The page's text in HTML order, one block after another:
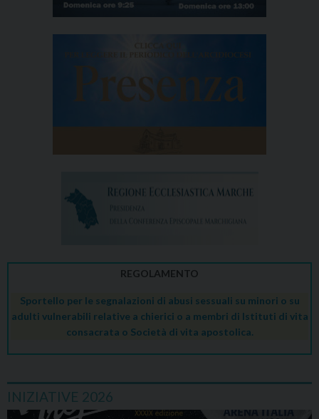
REGOLAMENTO
Sportello per le segnalazioni di abusi sessuali su minori o su
adulti vulnerabili relative a chierici o a membri di Istituti di vita
consacrata o Società di vita apostolica.
INIZIATIVE 2026